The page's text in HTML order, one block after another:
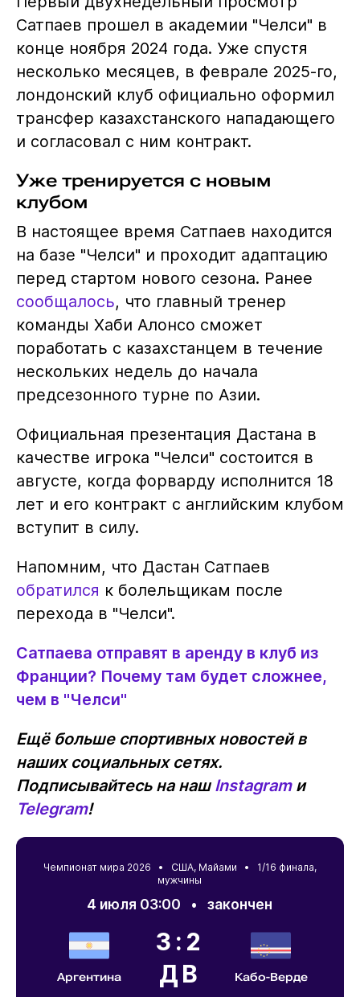
Сатпаев прошел в академии "Челси" в
конце ноября 2024 года. Уже спустя
несколько месяцев, в феврале 2025-го,
лондонский клуб официально оформил
трансфер казахстанского нападающего
и согласовал с ним контракт.
Уже тренируется с новым
клубом
В настоящее время Сатпаев находится
на базе "Челси" и проходит адаптацию
перед стартом нового сезона. Ранее
сообщалось, что главный тренер
команды Хаби Алонсо сможет
поработать с казахстанцем в течение
нескольких недель до начала
предсезонного турне по Азии.
Официальная презентация Дастана в
качестве игрока "Челси" состоится в
августе, когда форварду исполнится 18
лет и его контракт с английским клубом
вступит в силу.
Напомним, что Дастан Сатпаев
обратился к болельщикам после
перехода в "Челси".
Сатпаева отправят в аренду в клуб из
Франции? Почему там будет сложнее,
чем в "Челси"
Ещё больше спортивных новостей в
наших социальных сетях.
Подписывайтесь на нашInstagramи
Telegram!
Чемпионат мира 2026 • США, Майами • 1/16 финала,
мужчины
4 июля 03:00 •закончен
Аргентина
3:2
ДВ
Кабо-Верде